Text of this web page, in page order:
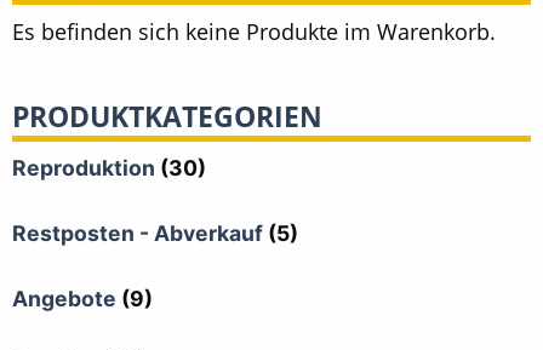
Es befinden sich keine Produkte im Warenkorb.
PRODUKTKATEGORIEN
Reproduktion (30)
Restposten - Abverkauf (5)
Angebote (9)